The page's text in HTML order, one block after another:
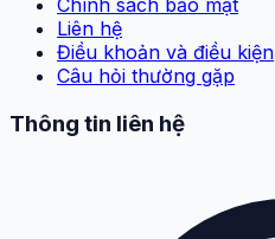
Chính sách bảo mật
Liên hệ
Điều khoản và điều kiện
Câu hỏi thường gặp
Thông tin liên hệ